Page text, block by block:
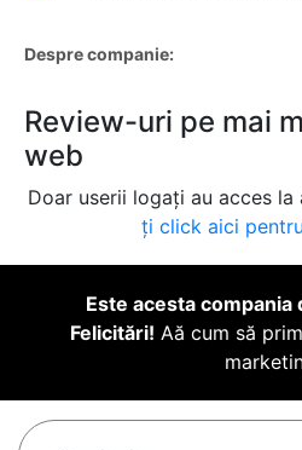
Despre companie:
Review-uri pe mai
web
Doar userii logați au acces la
ți click aici
Este acesta compania
Felicitări! Aă cum să